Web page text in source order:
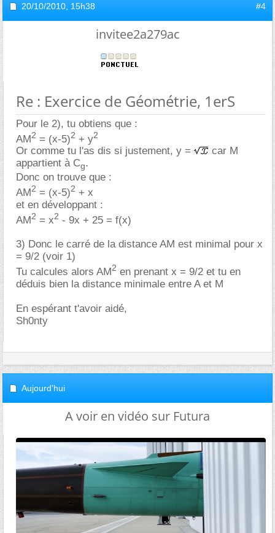
20/10/2010, 15h38 #4
invitee2a279ac
Re : Exercice de Géométrie, 1erS
Pour le 2), tu obtiens que :
AM2 = (x-5)2 + y2
Or comme tu l'as dis si justement, y =
car M
appartient à Cg.
Donc on trouve que :
AM2 = (x-5)2 + x
et en développant :
AM2 = x2 - 9x + 25 = f(x)
3) Donc le carré de la distance AM est minimal pour x
= 9/2 (voir 1)
Tu calcules alors AM2 en prenant x = 9/2 et tu en
déduis bien la distance minimale entre A et M
En espérant t'avoir aidé,
Sh0nty
Aujourd'hui
A voir en vidéo sur Futura